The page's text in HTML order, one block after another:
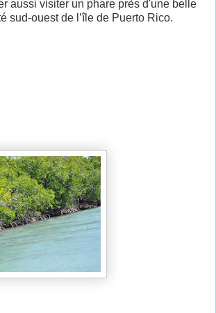
aussi visiter un phare près d'une belle
sud-ouest de l’île de Puerto Rico.